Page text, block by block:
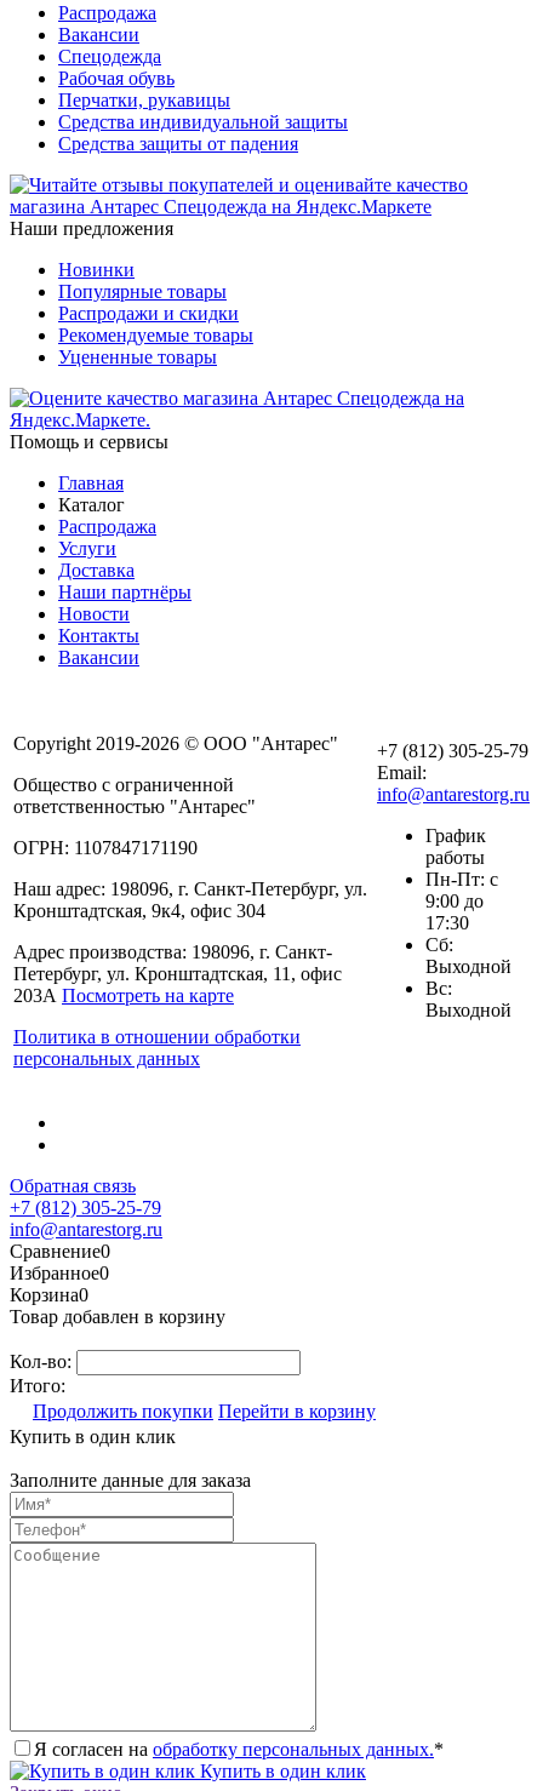
Распродажа
Вакансии
Спецодежда
Рабочая обувь
Перчатки, рукавицы
Средства индивидуальной защиты
Средства защиты от падения
Наши предложения
Новинки
Популярные товары
Распродажи и скидки
Рекомендуемые товары
Уцененные товары
Помощь и сервисы
Главная
Каталог
Распродажа
Услуги
Доставка
Наши партнёры
Новости
Контакты
Вакансии
Copyright 2019-2026 © ООО "Антарес"
Общество с ограниченной
ответственностью "Антарес"
ОГРН: 1107847171190
Наш адрес: 198096, г. Санкт-Петербург, ул.
Кронштадтская, 9к4, офис 304
Адрес производства: 198096, г. Санкт-
Петербург, ул. Кронштадтская, 11, офис
203А Посмотреть на карте
Политика в отношении обработки
персональных данных
+7 (812) 305-25-79
Email:
info@antarestorg.ru
График
работы
Пн-Пт: с
9:00 до
17:30
Сб:
Выходной
Вс:
Выходной
Обратная связь
+7 (812) 305-25-79
info@antarestorg.ru
Сравнение0
Избранное0
Корзина0
Товар добавлен в корзину
Кол-во:
Итого:
Продолжить покупки Перейти в корзину
Купить в один клик
Заполните данные для заказа
Я согласен на обработку персональных данных.*
Купить в один клик